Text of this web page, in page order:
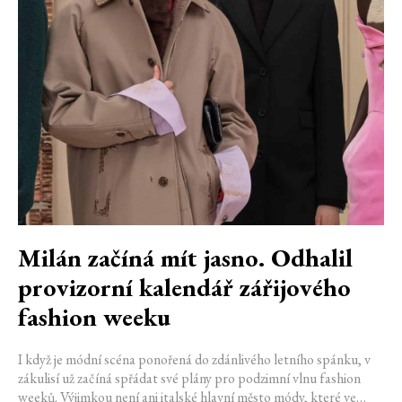
Milán začíná mít jasno. Odhalil
provizorní kalendář zářijového
fashion weeku
I když je módní scéna ponořená do zdánlivého letního spánku, v
zákulisí už začíná spřádat své plány pro podzimní vlnu fashion
weeků. Výjimkou není ani italské hlavní město módy, které ve